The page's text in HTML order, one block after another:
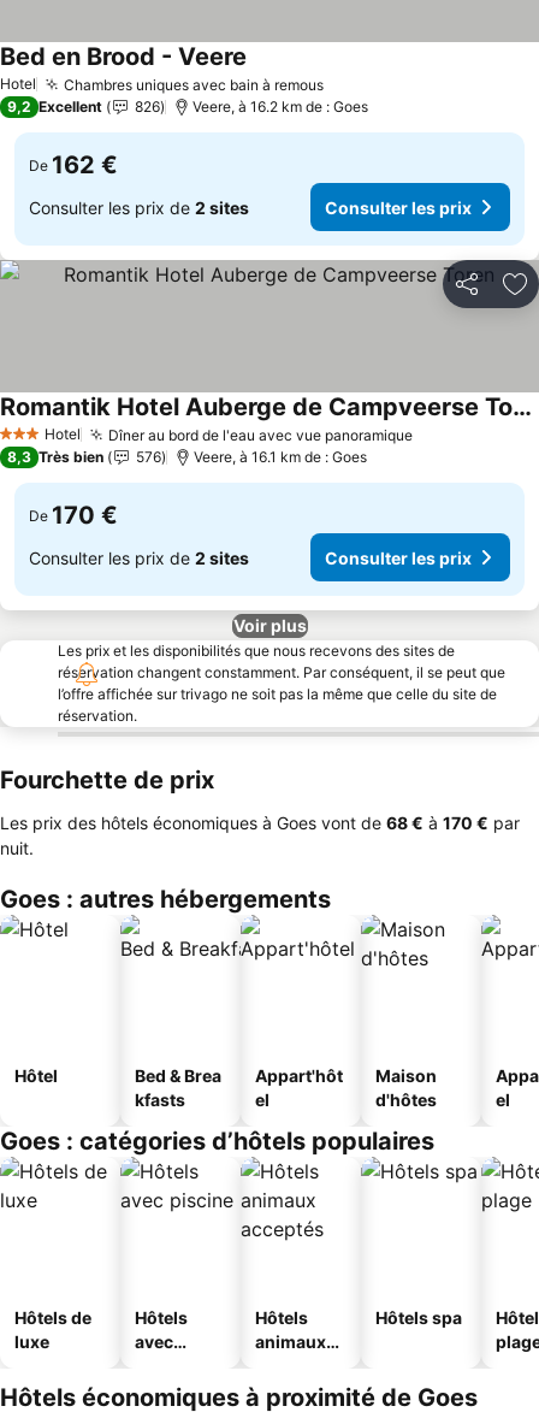
Hotel Chambres uniques avec bain à remousConsulter les prix
Bed en Brood - Veere
9,2 Excellent 826 Veere, à 16.2 km de : Goes
De 162 €
Consulter les prix de 2 sites Consulter les prix
Partager
3 ÉtoilesHotel Dîner au bord de l'eau avec vue panoramiqueConsulter les
Romantik Hotel Auberge de Campveerse Toren
Consulter les prix
8,3 Très bien 576 Veere, à 16.1 km de : Goes
De 170 €
Consulter les prix de 2 sites Consulter les prix
Voir plus
Les prix et les disponibilités que nous recevons des sites de
réservation changent constamment. Par conséquent, il se peut que
l’offre affichée sur trivago ne soit pas la même que celle du site de
réservation.
Fourchette de prix
Les prix des hôtels économiques à Goes vont de ‎68 € à ‎170 € par
nuit.
Goes : autres hébergements
Hôtel
Bed & Brea
kfasts
Appart'hôt
el
Maison
d'hôtes
el
Goes : catégories d’hôtels populaires
Hôtels de
luxe
Hôtels
avec
Hôtels
animaux
Hôtels spa
Hôtels économiques à proximité de Goes